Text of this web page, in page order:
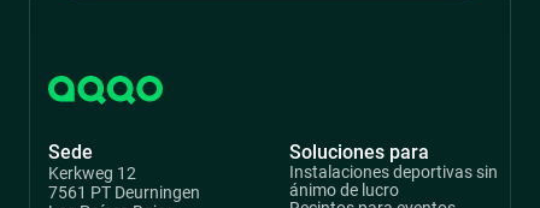
Sede
Kerkweg 12
7561 PT Deurningen
Soluciones para
Instalaciones deportivas sin
ánimo de lucro